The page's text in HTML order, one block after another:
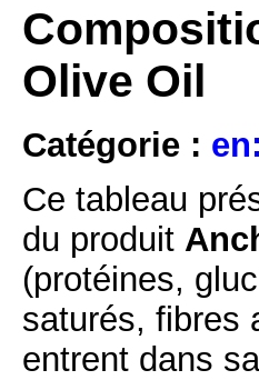
Olive Oil
Catégorie :
Ce tableau
du produit
(protéines,
saturés, fibres
entrent dans